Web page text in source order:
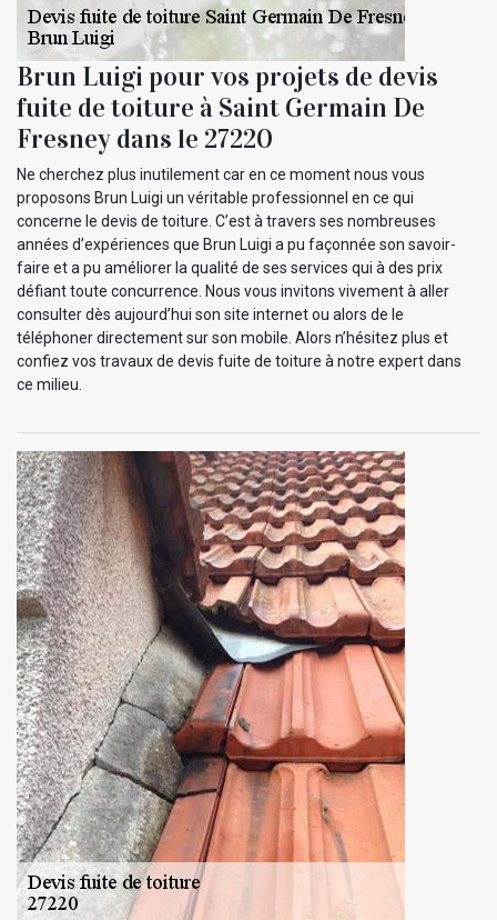
Brun Luigi pour vos projets de devis
fuite de toiture à Saint Germain De
Fresney dans le 27220
Ne cherchez plus inutilement car en ce moment nous vous
proposons Brun Luigi un véritable professionnel en ce qui
concerne le devis de toiture. C’est à travers ses nombreuses
années d’expériences que Brun Luigi a pu façonnée son savoir-
faire et a pu améliorer la qualité de ses services qui à des prix
défiant toute concurrence. Nous vous invitons vivement à aller
consulter dès aujourd’hui son site internet ou alors de le
téléphoner directement sur son mobile. Alors n’hésitez plus et
confiez vos travaux de devis fuite de toiture à notre expert dans
ce milieu.